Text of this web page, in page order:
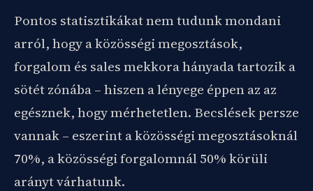
Pontos statisztikákat nem tudunk mondani
arról, hogy a közösségi megosztások,
forgalom és sales mekkora hányada tartozik a
sötét zónába – hiszen a lényege éppen az az
egésznek, hogy mérhetetlen. Becslések persze
vannak – eszerint a közösségi megosztásoknál
70%, a közösségi forgalomnál 50% körüli
arányt várhatunk.